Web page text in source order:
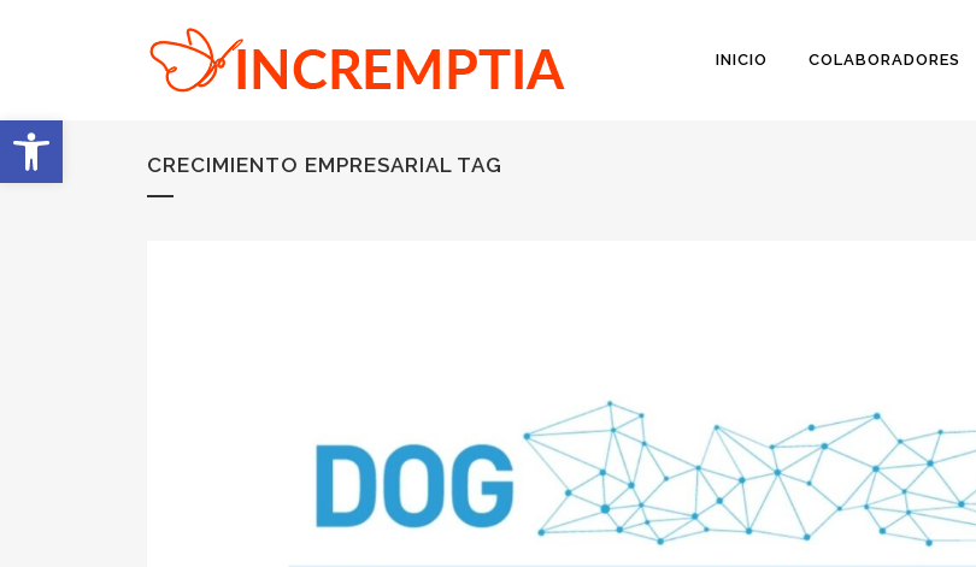
Abrir barra de herramientas
INICIO COLABORADORES
CRECIMIENTO EMPRESARIAL TAG